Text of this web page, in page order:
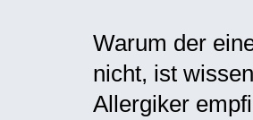
Warum der
nicht, ist
Allergiker